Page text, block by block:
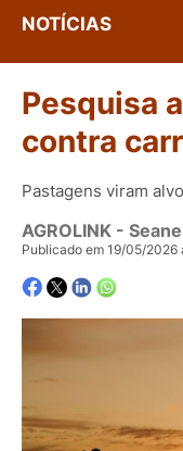
NOTÍCIAS
Pesquisa
contra
Pastagens viram
AGROLINK -
Publicado em 19/05/2026